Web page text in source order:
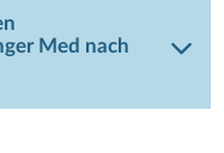
Med nach